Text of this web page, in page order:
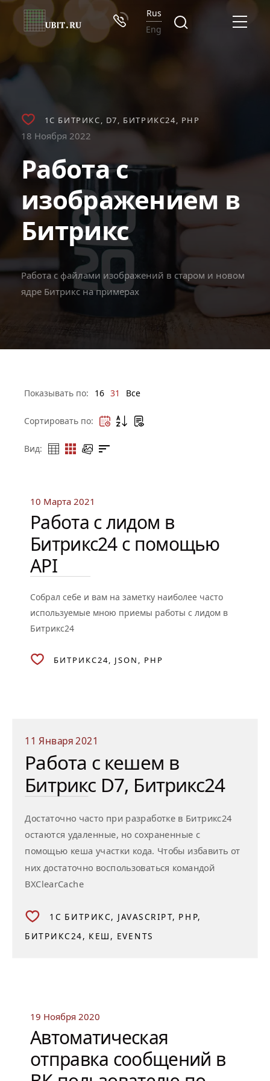
Rus
Eng
1С БИТРИКС D7 БИТРИКС24 PHP
18 Ноября 2022
Работа с
изображением в
Битрикс
Работа с файлами изображений в старом и новом
ядре Битрикс на примерах
Показывать по: 16 31 Все
Сортировать по:
Вид:
10 Марта 2021
Работа с лидом в
Битрикс24 с помощью
API
Собрал себе и вам на заметку наиболее часто
используемые мною приемы работы с лидом в
Битрикс24
БИТРИКС24 JSON PHP
11 Января 2021
Работа с кешем в
Битрикс D7, Битрикс24
Достаточно часто при разработке в Битрикс24
остаются удаленные, но сохраненные с
помощью кеша участки кода. Чтобы избавить от
них достаточно воспользоваться командой
BXClearCache
1С БИТРИКС JAVASCRIPT PHP
БИТРИКС24
КЕШ EVENTS
19 Ноября 2020
Автоматическая
отправка сообщений в